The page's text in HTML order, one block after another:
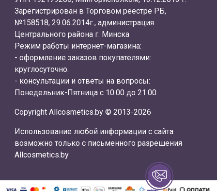
Зарегистрирован в Торговом реестре РБ,
№158518, 29.06.2014г., администрация
Центрального района г. Минска
Режим работы интернет-магазина:
- оформление заказов покупателями:
круглосуточно.
- консультации и ответы на вопросы:
Понедельник-Пятница с 10.00 до 21.00.
Copyright Allcosmetics.by © 2013-2026
Использование любой информации с сайта
возможно только с письменного разрешения
Allcosmetics.by